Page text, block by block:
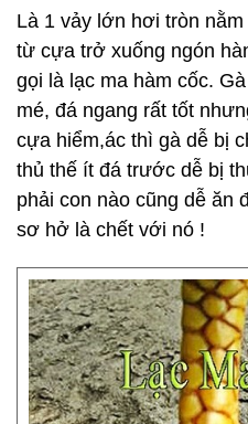
Là 1 vảy lớn hơi tròn
từ cựa trở xuống ngón
gọi là lạc ma hàm cốc.
mé, đá ngang rất tốt
cựa hiểm,ác thì gà dễ bị
thủ thế ít đá trước dễ bị
phải con nào cũng dễ ăn
sơ hở là chết với nó !